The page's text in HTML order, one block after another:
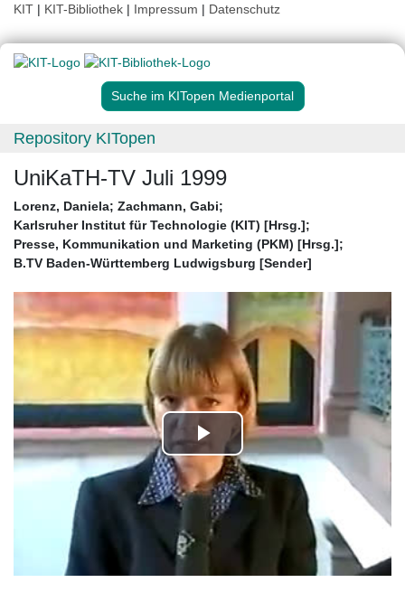
KIT | KIT-Bibliothek | Impressum | Datenschutz
Suche im KITopen Medienportal
Repository KITopen
UniKaTH-TV Juli 1999
Lorenz, Daniela; Zachmann, Gabi;
Karlsruher Institut für Technologie (KIT) [Hrsg.];
Presse, Kommunikation und Marketing (PKM) [Hrsg.];
B.TV Baden-Württemberg Ludwigsburg [Sender]
Play
Video